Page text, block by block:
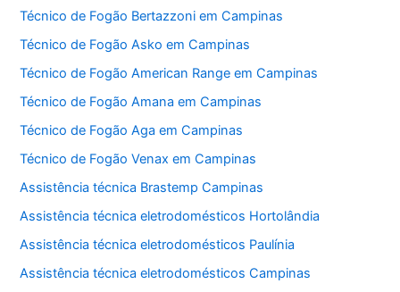
Técnico de Fogão Bertazzoni em Campinas
Técnico de Fogão Asko em Campinas
Técnico de Fogão American Range em Campinas
Técnico de Fogão Amana em Campinas
Técnico de Fogão Aga em Campinas
Técnico de Fogão Venax em Campinas
Assistência técnica Brastemp Campinas
Assistência técnica eletrodomésticos Hortolândia
Assistência técnica eletrodomésticos Paulínia
Assistência técnica eletrodomésticos Campinas